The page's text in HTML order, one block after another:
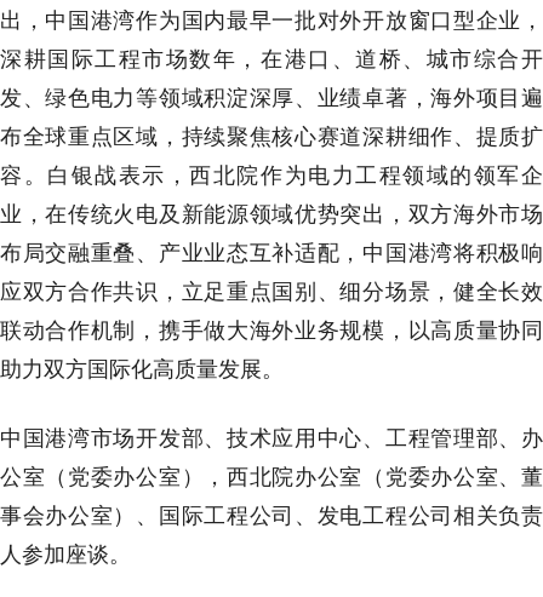
出，中国港湾作为国内最早一批对外开放窗口型企业，
深耕国际工程市场数年，在港口、道桥、城市综合开
发、绿色电力等领域积淀深厚、业绩卓著，海外项目遍
布全球重点区域，持续聚焦核心赛道深耕细作、提质扩
容。白银战表示，西北院作为电力工程领域的领军企
业，在传统火电及新能源领域优势突出，双方海外市场
布局交融重叠、产业业态互补适配，中国港湾将积极响
应双方合作共识，立足重点国别、细分场景，健全长效
联动合作机制，携手做大海外业务规模，以高质量协同
助力双方国际化高质量发展。
中国港湾市场开发部、技术应用中心、工程管理部、办
公室（党委办公室），西北院办公室（党委办公室、董
事会办公室）、国际工程公司、发电工程公司相关负责
人参加座谈。